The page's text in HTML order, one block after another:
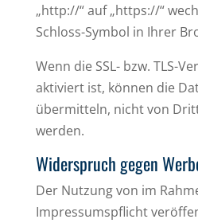
„http://“ auf „https://“
Schloss-Symbol in Ihrer
Wenn die SSL- bzw. TLS-
aktiviert ist, können die
übermitteln, nicht von
werden.
Widerspruch gegen
Der Nutzung von im
Impressumspflicht